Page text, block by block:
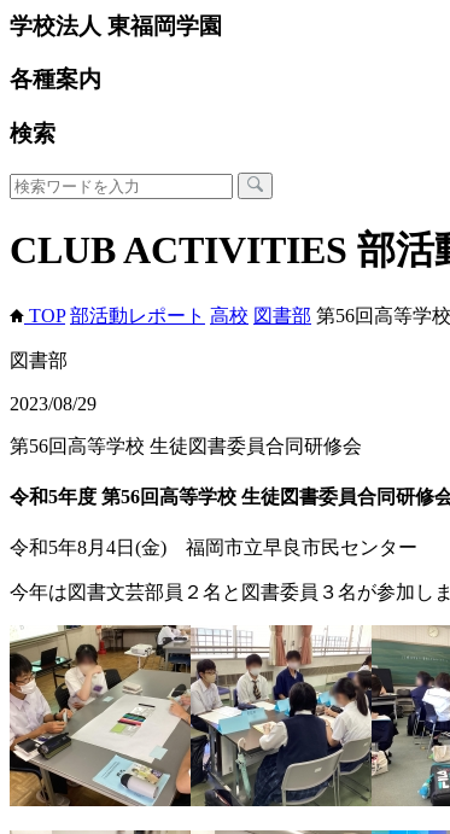
学校法人 東福岡学園
各種案内
検索
CLUB ACTIVITIES 部活
TOP 部活動レポート 高校 図書部 第56回高等学
図書部
2023/08/29
第56回高等学校 生徒図書委員合同研修会
令和5年度 第56回高等学校 生徒図書委員合同研修
令和5年8月4日(金) 福岡市立早良市民センター
今年は図書文芸部員２名と図書委員３名が参加しま